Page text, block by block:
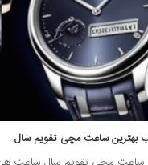
بهترین ساعت مچی تقویم سال